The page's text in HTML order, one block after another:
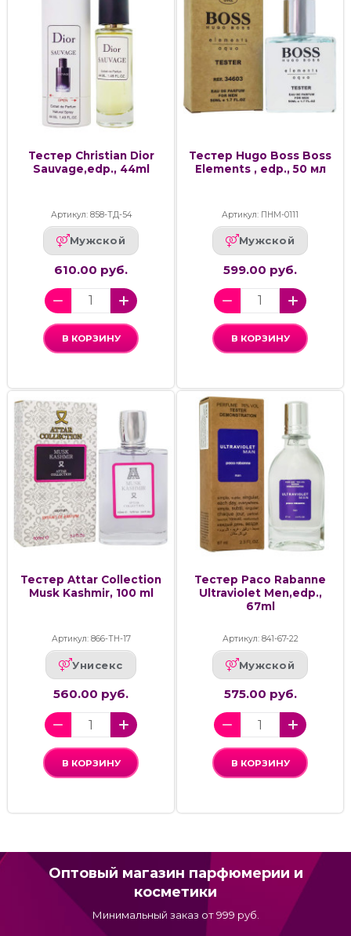
Тестер Christian Dior
Sauvage,edp., 44ml
Артикул: 858-ТД-54
Мужской
610.00 руб.
В КОРЗИНУ
Тестер Hugo Boss Boss
Elements , edp., 50 мл
Артикул: ПНМ-0111
Мужской
599.00 руб.
В КОРЗИНУ
Тестер Attar Collection
Musk Kashmir, 100 ml
Артикул: 866-ТН-17
Унисекс
560.00 руб.
В КОРЗИНУ
Тестер Paco Rabanne
Ultraviolet Men,edp.,
67ml
Артикул: 841-67-22
Мужской
575.00 руб.
В КОРЗИНУ
Оптовый магазин парфюмерии и
косметики
Минимальный заказ от 999 руб.